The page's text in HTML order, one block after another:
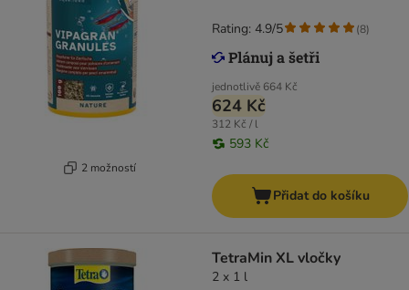
2 možností
jednotlivě 664 Kč
624 Kč
312 Kč / l
593 Kč
Rating: 4.9/5 (8)
Přidat do košíku
TetraMin XL vločky
2 x 1 l